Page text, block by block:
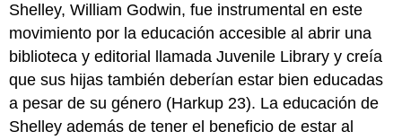
Shelley, William Godwin, fue instrumental en este
movimiento por la educación accesible al abrir una
biblioteca y editorial llamada Juvenile Library y creía
que sus hijas también deberían estar bien educadas
a pesar de su género (Harkup 23). La educación de
Shelley además de tener el beneficio de estar al